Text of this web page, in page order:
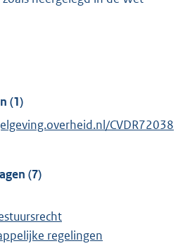
(1)
CVDR72038
(7)
regelingen